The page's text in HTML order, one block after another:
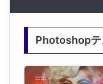
Photoshopテ